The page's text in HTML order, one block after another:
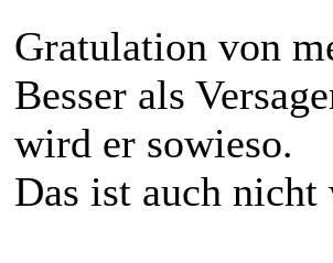
Gratulation von
Besser als
wird er sowieso.
Das ist auch